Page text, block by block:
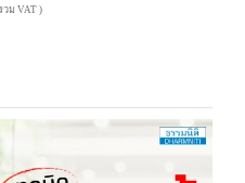
วม VAT )